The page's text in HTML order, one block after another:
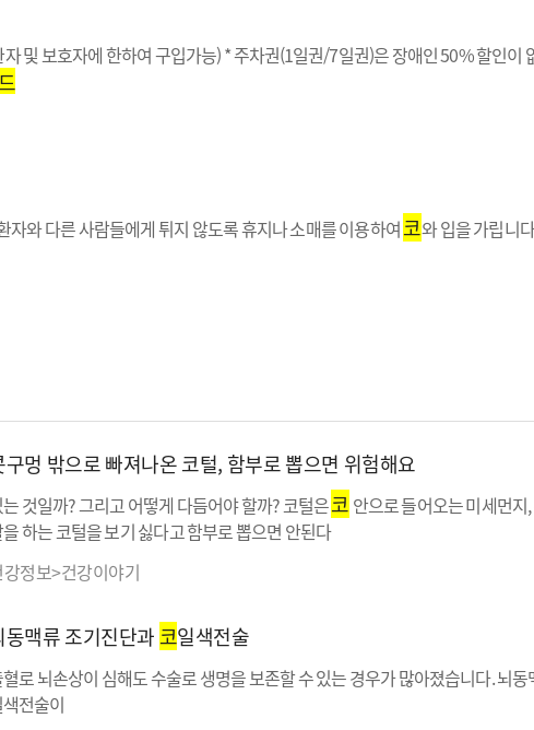
및 보호자에 한하여 구입가능) * 주차권(1일권/7일권)은 장애인 50% 할인
자와 다른 사람들에게 튀지 않도록 휴지나 소매를 이용하여코와 입을 가립니
구멍 밖으로 빠져나온 코털, 함부로 뽑으면 위험해요
것일까? 그리고 어떻게 다듬어야 할까? 코털은코 안으로 들어오는 미세먼지
하는 코털을 보기 싫다고 함부로 뽑으면 안된다
강정보>건강이야기
동맥류 조기진단과코일색전술
로 뇌손상이 심해도 수술로 생명을 보존할 수 있는 경우가 많아졌습니다. 뇌
전술이